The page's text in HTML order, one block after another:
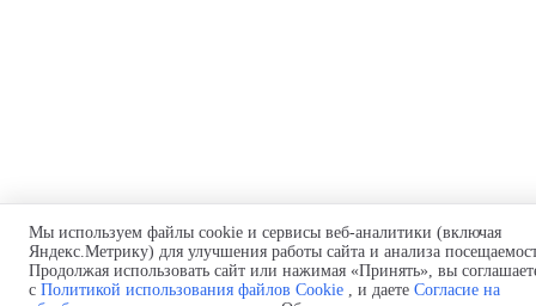
Мы используем файлы cookie и сервисы веб-аналитики (включая
Яндекс.Метрику) для улучшения работы сайта и анализа
Продолжая использовать сайт или нажимая «Принять», вы
с Политикой использования файлов Cookie , и даете Согласие на